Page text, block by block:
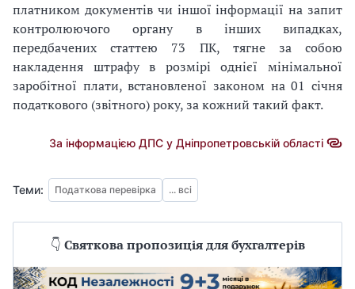
платником документів чи іншої інформації на запит
контролюючого органу в інших випадках,
передбачених статтею 73 ПК, тягне за собою
накладення штрафу в розмірі однієї мінімальної
заробітної плати, встановленої законом на 01 січня
податкового (звітного) року, за кожний такий факт.
За інформацією ДПС у Дніпропетровській області
Теми: Податкова перевірка ... всі
👇 Святкова пропозиція для бухгалтерів